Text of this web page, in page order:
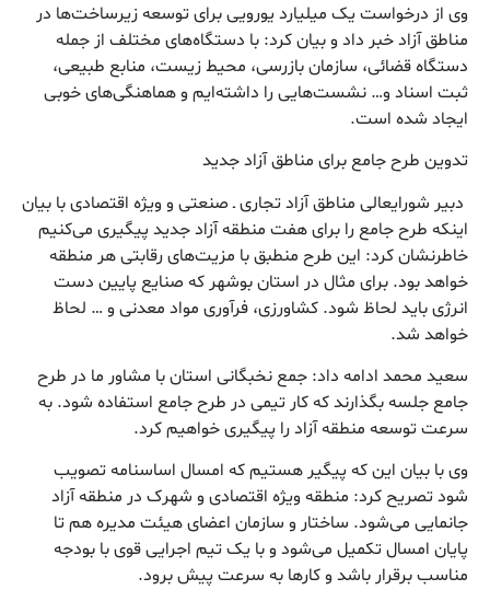
وی از درخواست یک میلیارد یورویی برای توسعه زیرساخت‌ها در
مناطق آزاد خبر داد و بیان کرد: با دستگاه‌های مختلف از جمله
دستگاه قضائی، سازمان بازرسی، محیط زیست، منابع طبیعی،
ثبت اسناد و… نشست‌هایی را داشته‌ایم و هماهنگی‌های خوبی
ایجاد شده است.
تدوین طرح جامع برای مناطق آزاد جدید
دبیر شورایعالی مناطق آزاد تجاری ـ صنعتی و ویژه اقتصادی با بیان
اینکه طرح جامع را برای هفت منطقه آزاد جدید پیگیری می‌کنیم
خاطرنشان کرد: این طرح منطبق با مزیت‌های رقابتی هر منطقه
خواهد بود. برای مثال در استان بوشهر که صنایع پایین دست
انرژی باید لحاظ شود. کشاورزی، فرآوری مواد معدنی و … لحاظ
خواهد شد.
سعید محمد ادامه داد: جمع نخبگانی استان با مشاور ما در طرح
جامع جلسه بگذارند که کار تیمی در طرح جامع استفاده شود. به
سرعت توسعه منطقه آزاد را پیگیری خواهیم کرد.
وی با بیان این که پیگیر هستیم که امسال اساسنامه تصویب
شود تصریح کرد: منطقه ویژه اقتصادی و شهرک در منطقه آزاد
جانمایی می‌شود. ساختار و سازمان اعضای هیئت مدیره هم تا
پایان امسال تکمیل می‌شود و با یک تیم اجرایی قوی با بودجه
مناسب برقرار باشد و کارها به سرعت پیش برود.